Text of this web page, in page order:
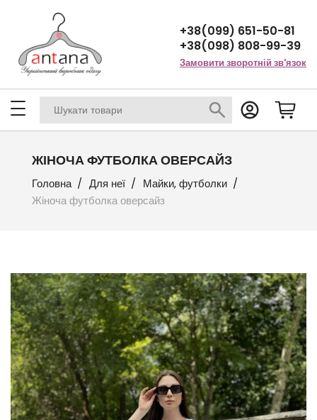
+38(099) 651-50-81
+38(098) 808-99-39
Замовити зворотній зв'язок
ЖІНОЧА ФУТБОЛКА ОВЕРСАЙЗ
Головна Для неї
Майки, футболки
Жіноча футболка оверсайз